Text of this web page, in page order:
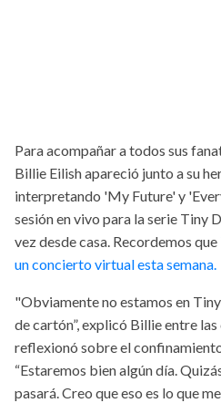
Para acompañar a todos sus
Billie Eilish apareció junto a su
interpretando 'My Future' y
sesión en vivo para la serie Tiny
vez desde casa. Recordemos que
un concierto virtual esta semana.
"Obviamente no estamos en
de cartón”, explicó Billie entre
reflexionó sobre el
“Estaremos bien algún día.
pasará. Creo que eso es lo que